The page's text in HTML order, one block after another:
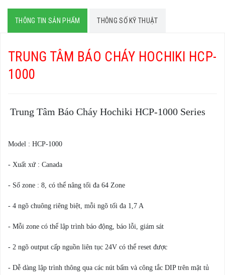
THÔNG TIN SẢN PHẨM THÔNG SỐ KỸ THUẬT
TRUNG TÂM BÁO CHÁY HOCHIKI HCP-
1000
Trung Tâm Báo Cháy Hochiki HCP-1000 Series
Model : HCP-1000
- Xuất xứ : Canada
- Số zone : 8, có thể nâng tối đa 64 Zone
- 4 ngõ chuông riêng biệt, mỗi ngõ tối đa 1,7 A
- Mỗi zone có thể lập trình báo động, báo lỗi, giám sát
- 2 ngõ output cấp nguồn liên tục 24V có thể reset được
- Dễ dàng lập trình thông qua các nút bấm và công tắc DIP trên mặt tủ